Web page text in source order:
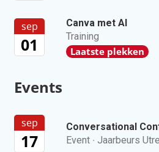
sep
01
Canva met AI
Training
Laatste plekken
Events
sep
17
Conversational
Event · Jaarbeurs